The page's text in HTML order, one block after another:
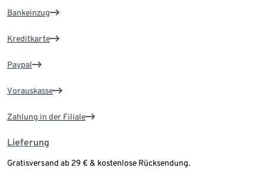
Bankeinzug
Kreditkarte
Paypal
Vorauskasse
Zahlung in der Filiale
Lieferung
Gratisversand ab 29 € & kostenlose Rücksendung.